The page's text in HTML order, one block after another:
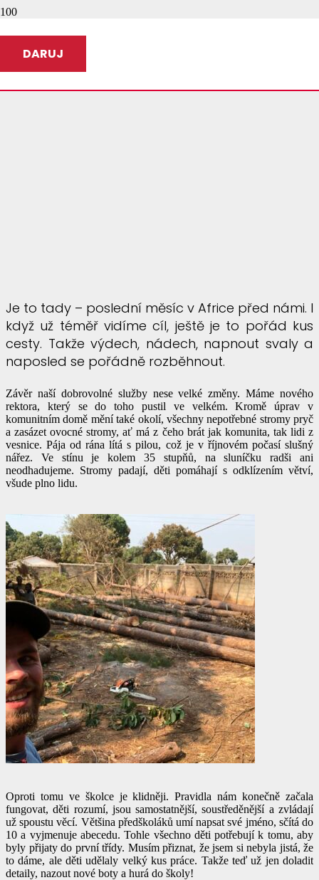
DARUJ
Je to tady – poslední měsíc v Africe před námi. I
když už téměř vidíme cíl, ještě je to pořád kus
cesty. Takže výdech, nádech, napnout svaly a
naposled se pořádně rozběhnout.
Závěr naší dobrovolné služby nese velké změny. Máme nového
rektora, který se do toho pustil ve velkém. Kromě úprav v
komunitním domě mění také okolí, všechny nepotřebné stromy pryč
a zasázet ovocné stromy, ať má z čeho brát jak komunita, tak lidi z
vesnice. Pája od rána lítá s pilou, což je v říjnovém počasí slušný
nářez. Ve stínu je kolem 35 stupňů, na sluníčku radši ani
neodhadujeme. Stromy padají, děti pomáhají s odklízením větví,
všude plno lidu.
Oproti tomu ve školce je klidněji. Pravidla nám konečně začala
fungovat, děti rozumí, jsou samostatnější, soustředěnější a zvládají
už spoustu věcí. Většina předškoláků umí napsat své jméno, sčítá do
10 a vyjmenuje abecedu. Tohle všechno děti potřebují k tomu, aby
byly přijaty do první třídy. Musím přiznat, že jsem si nebyla jistá, že
to dáme, ale děti udělaly velký kus práce. Takže teď už jen doladit
detaily, nazout nové boty a hurá do školy!